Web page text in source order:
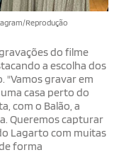
Reprodução
do filme
a escolha dos
"Vamos gravar em
casa perto do
com o Balão, a
Queremos capturar
Lagarto com muitas
forma